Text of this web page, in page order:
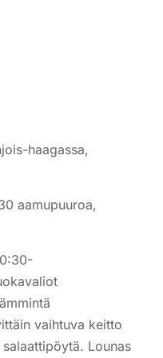
haagassa,
aamupuuroa,
vaihtuva keitto
Lounas